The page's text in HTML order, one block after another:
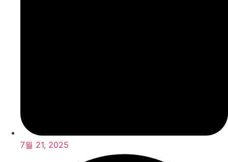
7월 21, 2025